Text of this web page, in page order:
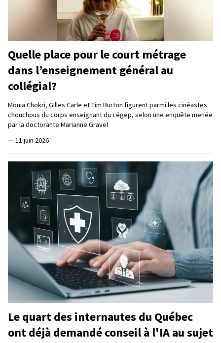
Quelle place pour le court métrage
dans l’enseignement général au
collégial?
Monia Chokri, Gilles Carle et Tim Burton figurent parmi les cinéastes
chouchous du corps enseignant du cégep, selon une enquête menée
par la doctorante Marianne Gravel
— 11 juin 2026
Le quart des internautes du Québec
ont déjà demandé conseil à l'IA au sujet